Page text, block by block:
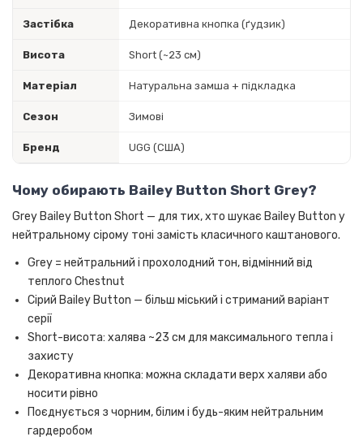
Застібка Декоративна кнопка (ґудзик)
Висота Short (~23 см)
Матеріал Натуральна замша + підкладка
Сезон Зимові
Бренд UGG (США)
Чому обирають Bailey Button Short Grey?
Grey Bailey Button Short — для тих, хто шукає Bailey Button у
нейтральному сірому тоні замість класичного каштанового.
Grey = нейтральний і прохолодний тон, відмінний від
теплого Chestnut
Сірий Bailey Button — більш міський і стриманий варіант
серії
Short-висота: халява ~23 см для максимального тепла і
захисту
Декоративна кнопка: можна складати верх халяви або
носити рівно
Поєднується з чорним, білим і будь-яким нейтральним
гардеробом